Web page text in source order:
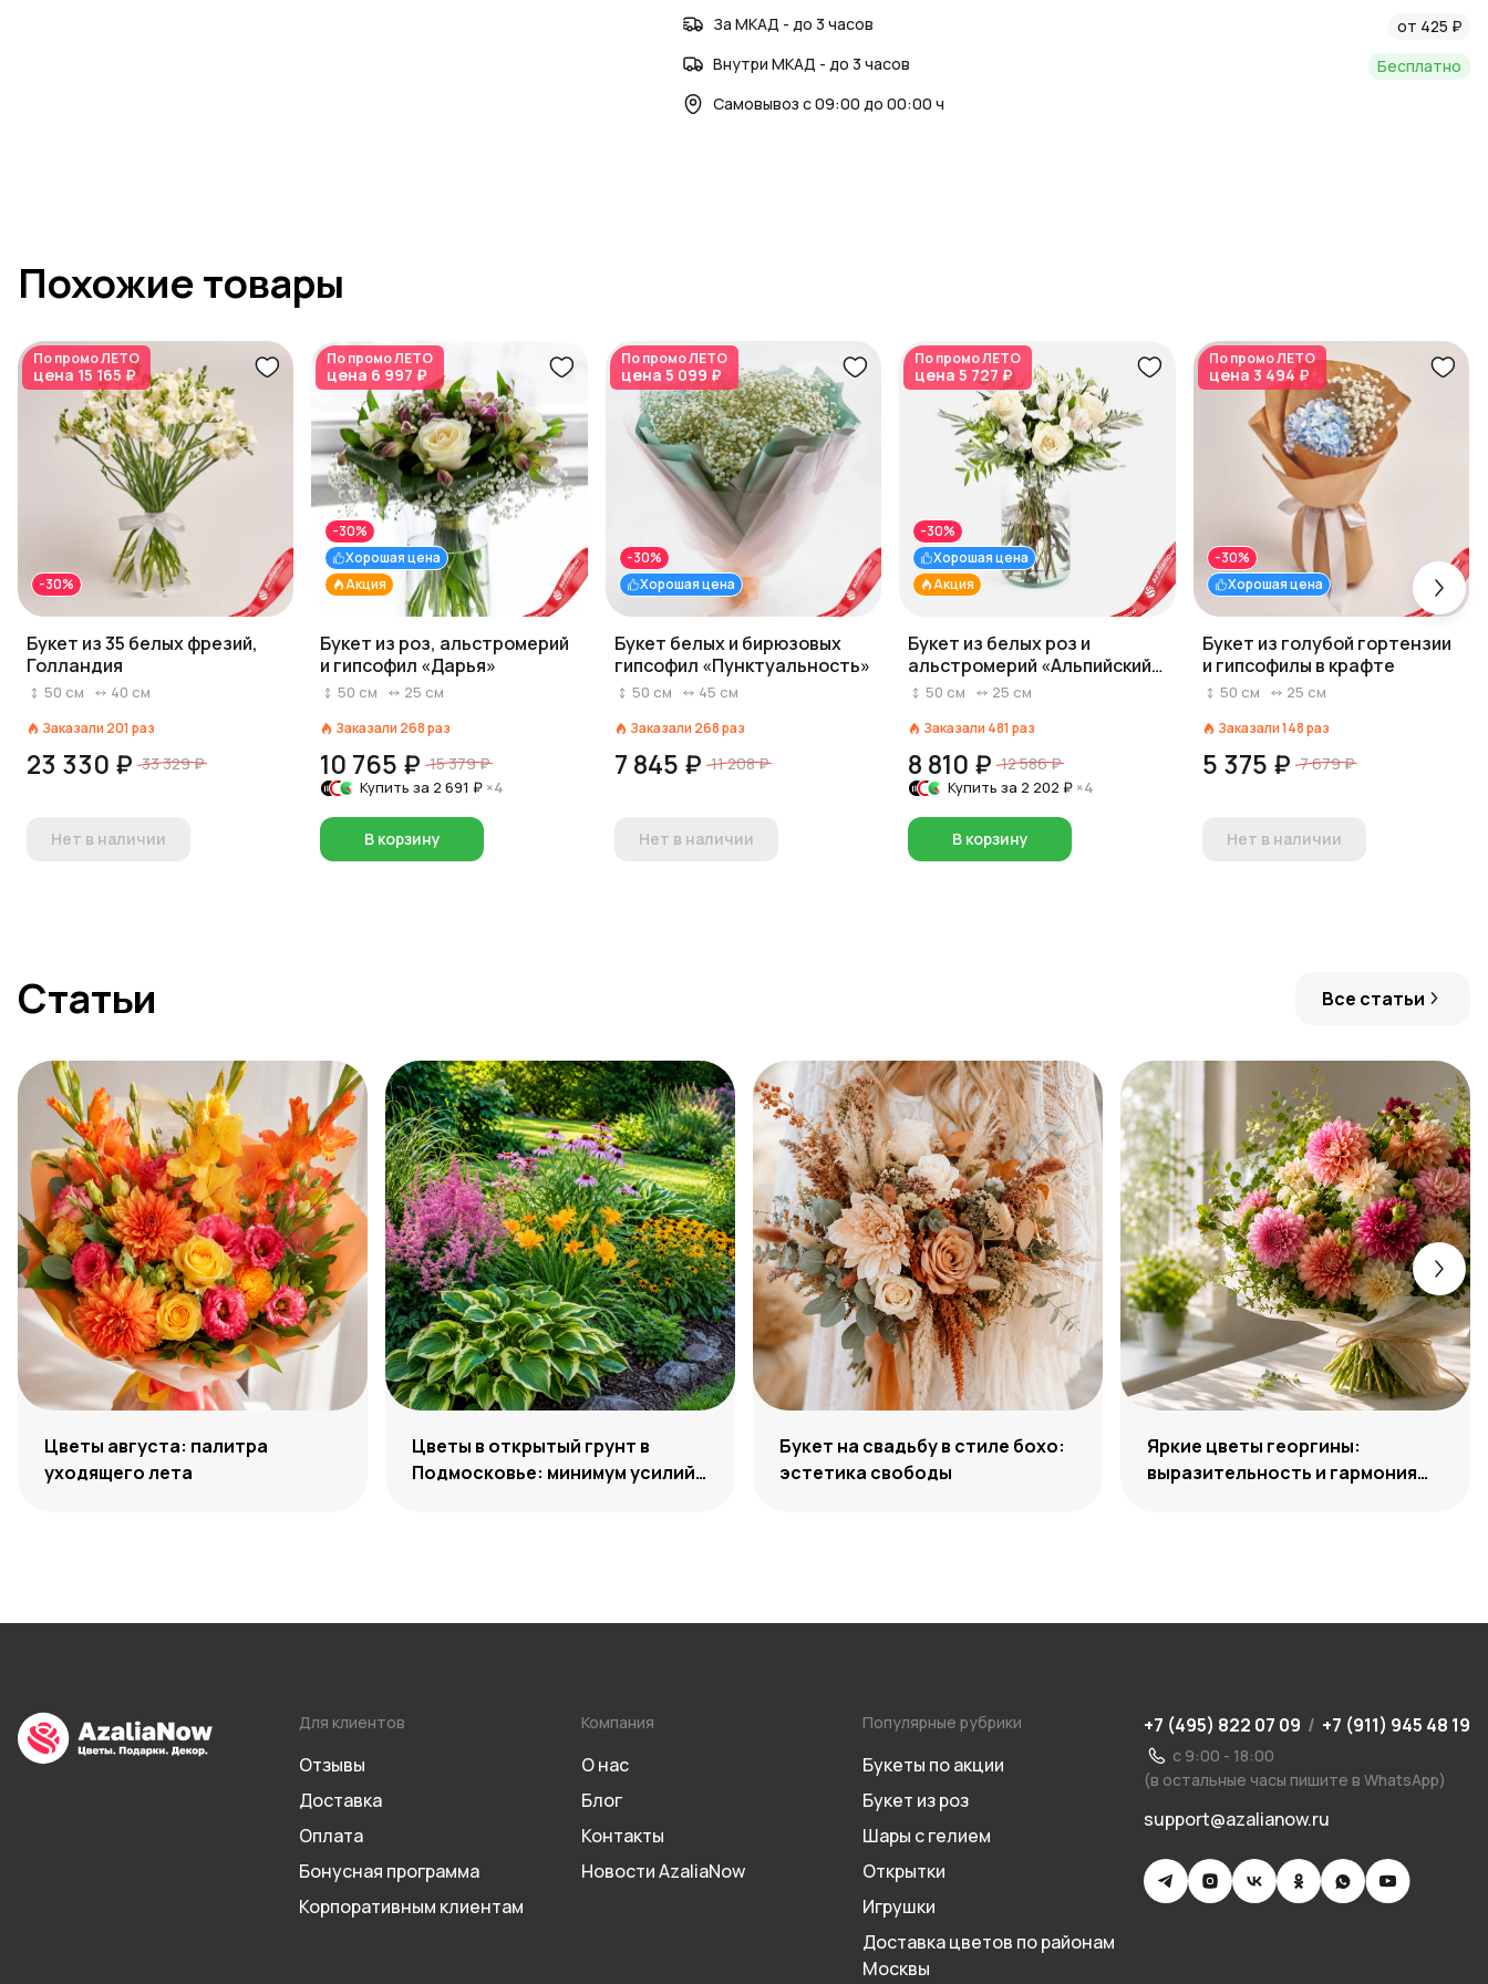
За МКАД - до 3 часов
от 425 ₽
Внутри МКАД - до 3 часов
Бесплатно
Самовывоз с 09:00 до 00:00 ч
Похожие товары
По промоЛЕТО
цена 15 165 ₽
-30%
Букет из 35 белых фрезий,
Голландия
50 см 40 см
Заказали 201 раз
23 330 ₽ 33 329 ₽
Нет в наличии
По промоЛЕТО
цена 6 997 ₽
Акция
Хорошая цена
-30%
Букет из роз, альстромерий
и гипсофил «Дарья»
50 см 25 см
Заказали 268раз
10 765 ₽ 15 379 ₽
Купить за 2 691 ₽ ×4
В корзину
По промоЛЕТО
цена 5 099 ₽
Хорошая цена
-30%
Букет белых и бирюзовых
гипсофил «Пунктуальность»
50 см 45 см
Заказали 268раз
7 845 ₽ 11 208 ₽
Нет в наличии
По промоЛЕТО
цена5 727 ₽
Акция
Хорошая цена
-30%
Букет из белых роз и
альстромерий «Альпийский
луг»
50 см 25 см
Заказали 481 раз
8 810 ₽ 12 586 ₽
Купить за 2 202 ₽ ×4
В корзину
По промоЛЕТО
цена 3 494 ₽
Хорошая цена
-30%
Букет из голубой гортензии
и гипсофилы в крафте
50 см 25 см
Заказали148раз
5 375 ₽ 7 679 ₽
Нет в наличии
Статьи Все статьи
Цветы августа: палитра
уходящего лета
Цветы в открытый грунт в
Подмосковье: минимум усилий,
Букет на свадьбу в стиле бохо:
эстетика свободы
Яркие цветы георгины:
выразительность и гармония
Для клиентов
Отзывы
Доставка
Оплата
Бонусная программа
Корпоративным клиентам
Компания
О нас
Блог
Контакты
Новости AzaliaNow
Популярные рубрики
Букеты по акции
Букет из роз
Шары с гелием
Открытки
Игрушки
Доставка цветов по районам
Москвы
+7 (495) 822 07 09 / +7 (911) 945 48 19
с 9:00 - 18:00
(в остальные часы пишите в WhatsApp)
support@azalianow.ru